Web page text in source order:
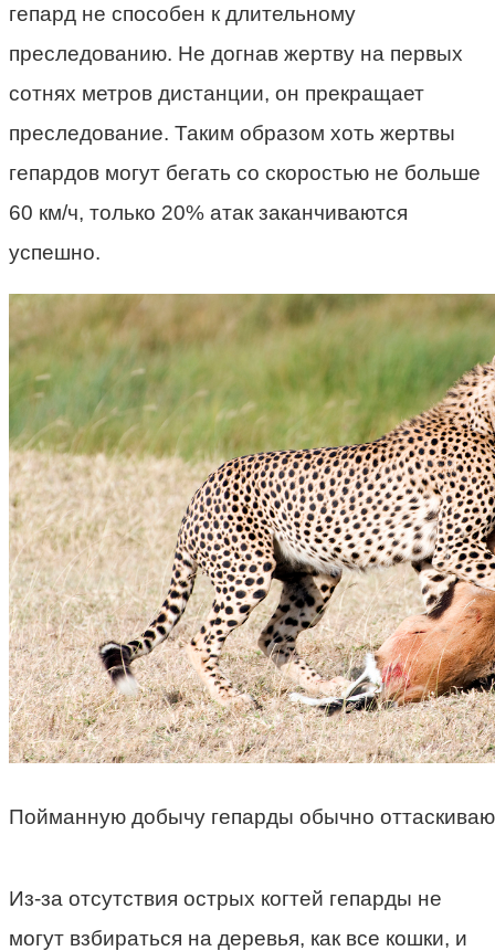
гепард не способен к длительному
преследованию. Не догнав жертву на первых
сотнях метров дистанции, он прекращает
преследование. Таким образом хоть жертвы
гепардов могут бегать со скоростью не больше
60 км/ч, только 20% атак заканчиваются
успешно.
Пойманную добычу гепарды обычно
Из-за отсутствия острых когтей гепарды не
могут взбираться на деревья, как все кошки, и